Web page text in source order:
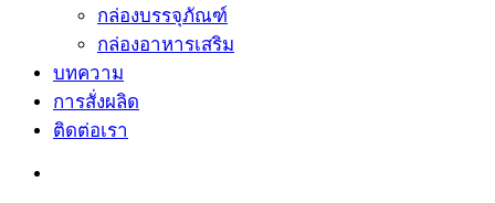
กล่องบรรจุภัณฑ์
กล่องอาหารเสริม
บทความ
การสั่งผลิด
ติดต่อเรา